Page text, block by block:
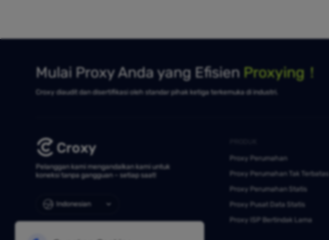
Mulai Proxy Anda yang Efisien Proxying！
Croxy diaudit dan disertifikasi oleh standar pihak ketiga terkemuka di industri.
Pelanggan kami mengandalkan kami untuk
koneksi tanpa gangguan – setiap saat!
Indonesian
Proxy Perumahan
Proxy Perumahan Tak Terbatas
Proxy Perumahan Statis
Proxy Pusat Data Statis
Proxy ISP Bertindak Lama